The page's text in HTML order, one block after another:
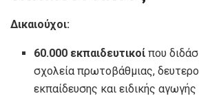
Δικαιούχοι:
60.000 εκπαιδευτικοίπου
σχολεία πρωτοβάθμιας,
εκπαίδευσης και ειδικής